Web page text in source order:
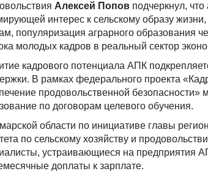
Алексей Попов подчеркнул,
интерес к сельскому образу
популяризация аграрного образования
молодых кадров в реальный сектор
кадрового потенциала АПК
В рамках федерального проекта
продовольственной
по договорам целевого обучения.
области по инициативе главы
по сельскому хозяйству и
устраивающиеся на предприятия
доплаты к зарплате.